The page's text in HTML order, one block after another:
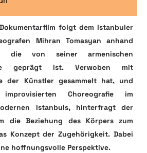
folgt dem Istanbuler
Mihran Tomasyan anhand
die von seiner armenischen
geprägt ist. Verwoben mit
der Künstler gesammelt hat, und
Choreografie im
Istanbuls, hinterfragt der
die Beziehung des Körpers zum
Konzept der Zugehörigkeit. Dabei
hoffnungsvolle Perspektive.